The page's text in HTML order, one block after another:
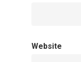
Website